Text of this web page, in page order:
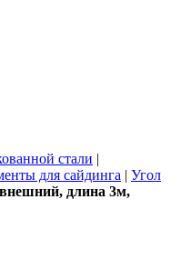
стали |
для сайдинга | Угол
длина 3м,